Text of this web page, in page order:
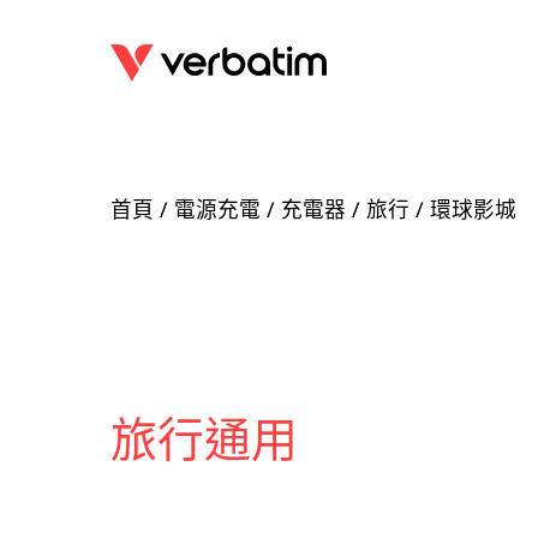
首頁 / 電源充電 / 充電器 / 旅行 / 環球影城
旅行通用